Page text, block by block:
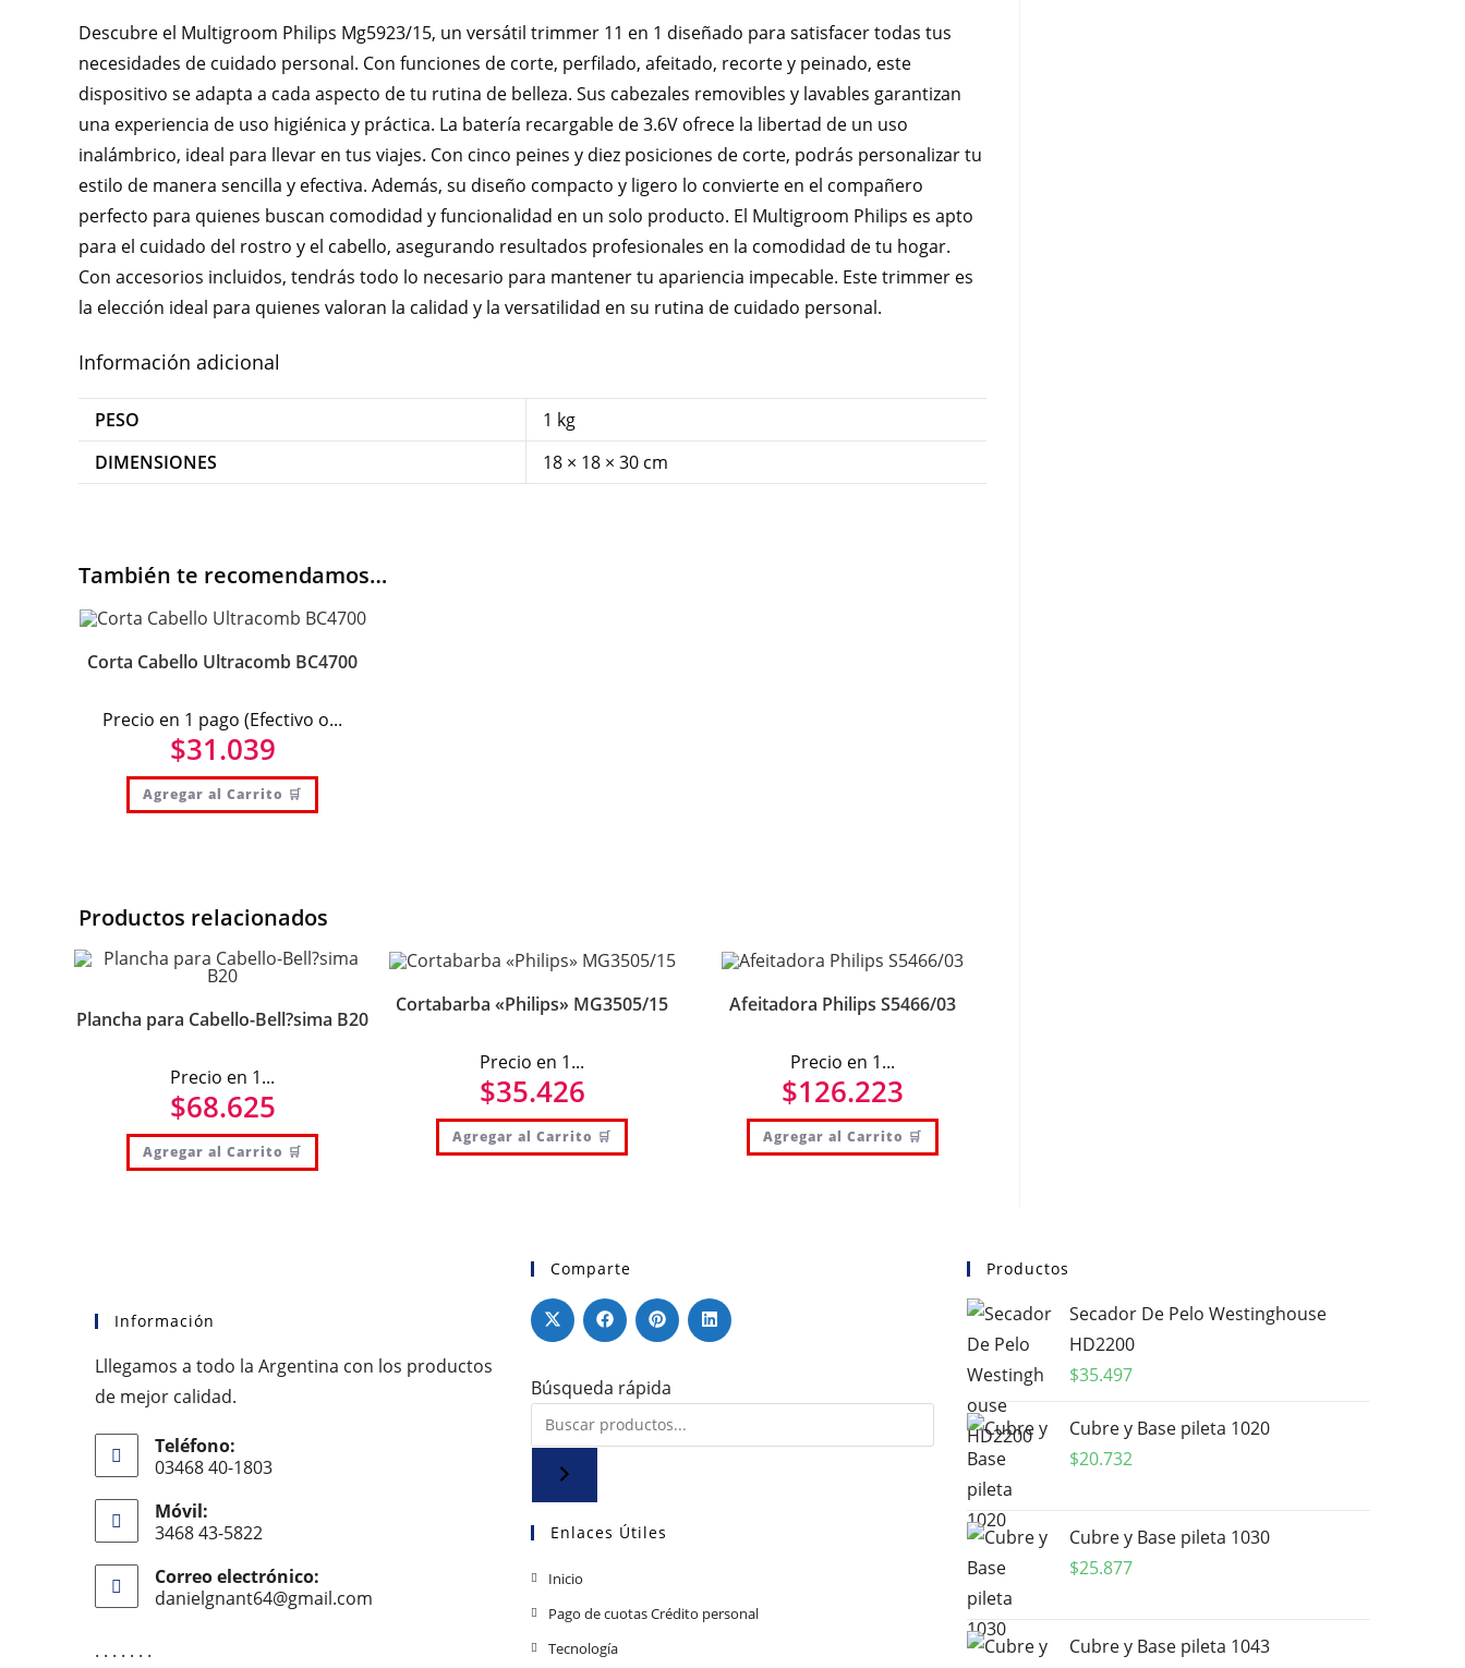
Descubre el Multigroom Philips Mg5923/15, un versátil trimmer 11 en 1 diseñado para satisfacer todas tus
necesidades de cuidado personal. Con funciones de corte, perfilado, afeitado, recorte y peinado, este
dispositivo se adapta a cada aspecto de tu rutina de belleza. Sus cabezales removibles y lavables garantizan
una experiencia de uso higiénica y práctica. La batería recargable de 3.6V ofrece la libertad de un uso
inalámbrico, ideal para llevar en tus viajes. Con cinco peines y diez posiciones de corte, podrás personalizar tu
estilo de manera sencilla y efectiva. Además, su diseño compacto y ligero lo convierte en el compañero
perfecto para quienes buscan comodidad y funcionalidad en un solo producto. El Multigroom Philips es apto
para el cuidado del rostro y el cabello, asegurando resultados profesionales en la comodidad de tu hogar.
Con accesorios incluidos, tendrás todo lo necesario para mantener tu apariencia impecable. Este trimmer es
la elección ideal para quienes valoran la calidad y la versatilidad en su rutina de cuidado personal.
Información adicional
PESO
1 kg
DIMENSIONES
18 × 18 × 30 cm
También te recomendamos…
Corta Cabello Ultracomb BC4700
Precio en 1 pago (Efectivo o...
$31.039
Agregar al Carrito 🛒
Productos relacionados
Plancha para Cabello-Bell?sima B20
Precio en 1...
$68.625
Agregar al Carrito 🛒
Cortabarba «Philips» MG3505/15
Precio en 1...
$35.426
Agregar al Carrito 🛒
Afeitadora Philips S5466/03
Precio en 1...
$126.223
Agregar al Carrito 🛒
Información
Lllegamos a todo la Argentina con los productos
de mejor calidad.
Teléfono:
03468 40-1803
Móvil:
3468 43-5822
Correo electrónico:
danielgnant64@gmail.com
. . . . . . .
Comparte
Búsqueda rápida
Enlaces Útiles
InicioSe
una
Pago de cuotas Crédito personalSe
TecnologíaSe
Productos
Secador De Pelo Westinghouse
HD2200
$35.497
Cubre y Base pileta 1020
$20.732
Cubre y Base pileta 1030
$25.877
Cubre y Base pileta 1043